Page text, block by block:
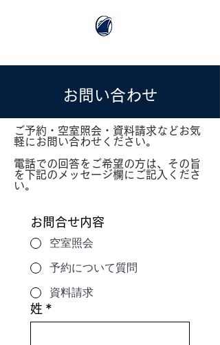
お問い合わせ
ご予約・空室照会・資料請求などお気
軽にお問い合わせください。
電話での回答をご希望の方は、その旨
を下記のメッセージ欄にご記入くださ
い。
お問合せ内容
空室照会
予約について質問
資料請求
姓 *